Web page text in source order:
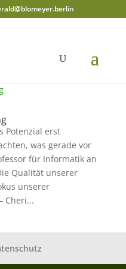
Potenzial erst
was gerade vor
für Informatik an
Qualität unserer
unserer
Cheri...